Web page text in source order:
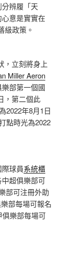
辨履「天
意是實實在
級政策。
，立刻將身上
Miller Aeron
部第一個國
，第二個此
2022年8月1日
點時光為2022
球員系統櫃
超俱樂部可
部可注冊外助
樂部每場可報名
樂部每場可